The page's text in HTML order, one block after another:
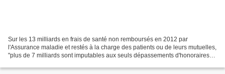
Sur les 13 milliards en frais de santé non remboursés en 2012 par
l'Assurance maladie et restés à la charge des patients ou de leurs mutuelles,
"plus de 7 milliards sont imputables aux seuls dépassements d'honoraires".